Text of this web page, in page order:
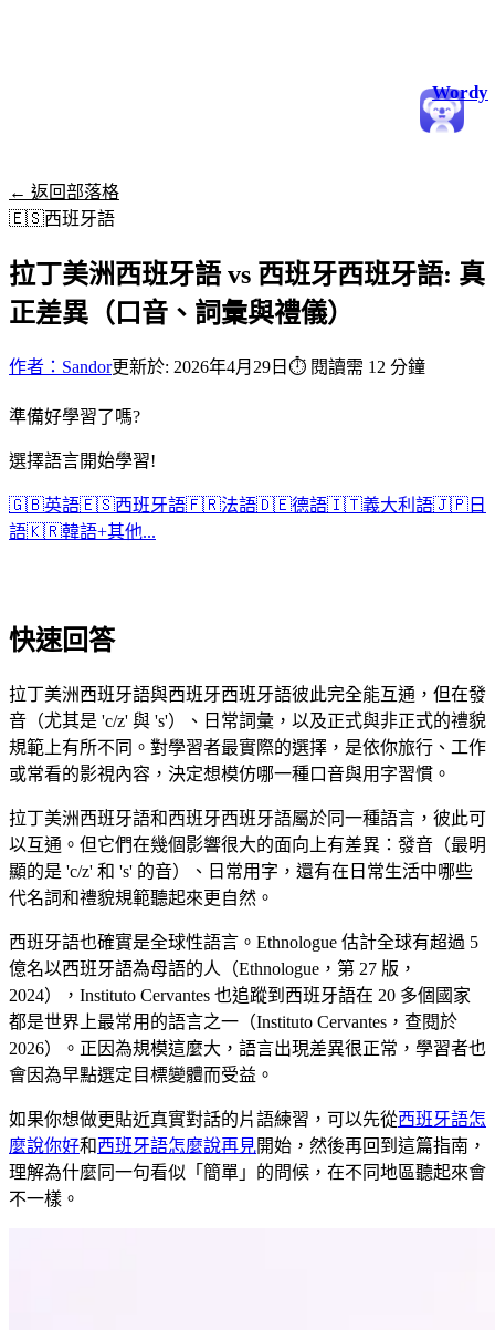
Wordy
← 返回部落格
🇪🇸西班牙語
拉丁美洲西班牙語 vs 西班牙西班牙語: 真
正差異（口音、詞彙與禮儀）
作者：Sandor更新於: 2026年4月29日 ⏱ 閱讀需 12 分鐘
準備好學習了嗎?
選擇語言開始學習!
🇬🇧英語🇪🇸西班牙語🇫🇷法語🇩🇪德語🇮🇹義大利語🇯🇵 日
語🇰🇷韓語+其他...
快速回答
拉丁美洲西班牙語與西班牙西班牙語彼此完全能互通，但在發
音（尤其是 'c/z' 與 's'）、日常詞彙，以及正式與非正式的禮貌
規範上有所不同。對學習者最實際的選擇，是依你旅行、工作
或常看的影視內容，決定想模仿哪一種口音與用字習慣。
拉丁美洲西班牙語和西班牙西班牙語屬於同一種語言，彼此可
以互通。但它們在幾個影響很大的面向上有差異：發音（最明
顯的是 'c/z' 和 's' 的音）、日常用字，還有在日常生活中哪些
代名詞和禮貌規範聽起來更自然。
西班牙語也確實是全球性語言。Ethnologue 估計全球有超過 5
億名以西班牙語為母語的人（Ethnologue，第 27 版，
2024），Instituto Cervantes 也追蹤到西班牙語在 20 多個國家
都是世界上最常用的語言之一（Instituto Cervantes，查閱於
2026）。正因為規模這麼大，語言出現差異很正常，學習者也
會因為早點選定目標變體而受益。
如果你想做更貼近真實對話的片語練習，可以先從西班牙語怎
麼說你好和西班牙語怎麼說再見開始，然後再回到這篇指南，
理解為什麼同一句看似「簡單」的問候，在不同地區聽起來會
不一樣。